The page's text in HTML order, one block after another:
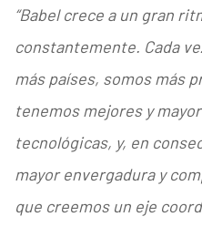
“Babel crece a un gran
constantemente. Cada
más países, somos más
tenemos mejores y
tecnológicas, y, en
mayor envergadura y
que creemos un eje